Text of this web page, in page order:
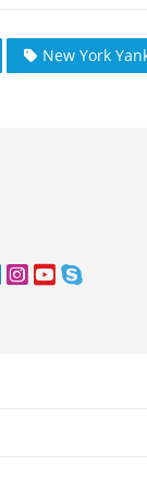
New York